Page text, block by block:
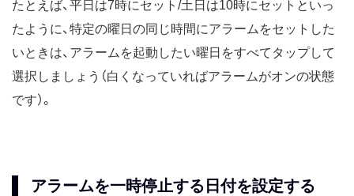
たとえば、平日は7時にセット/土日は10時にセットといっ
たように、特定の曜日の同じ時間にアラームをセットした
いときは、アラームを起動したい曜日をすべてタップして
選択しましょう（白くなっていればアラームがオンの状態
です）。
アラームを一時停止する日付を設定する